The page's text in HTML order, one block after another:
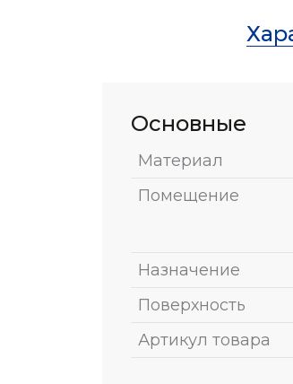
Основные
Материал
Помещение
Назначение
Поверхность
Артикул товара